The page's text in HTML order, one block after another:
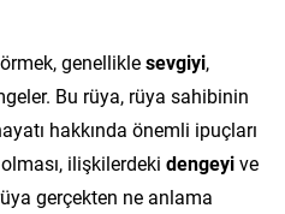
genelliklesevgiyi,
Bu rüya, rüya sahibinin
hakkında önemli ipuçları
ilişkilerdeki dengeyive
gerçekten ne anlama